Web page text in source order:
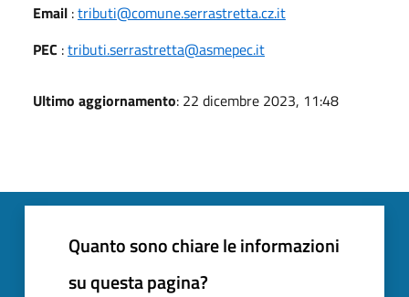
Email :tributi@comune.serrastretta.cz.it
PEC :tributi.serrastretta@asmepec.it
Ultimo aggiornamento: 22 dicembre 2023, 11:48
Quanto sono chiare le informazioni
su questa pagina?